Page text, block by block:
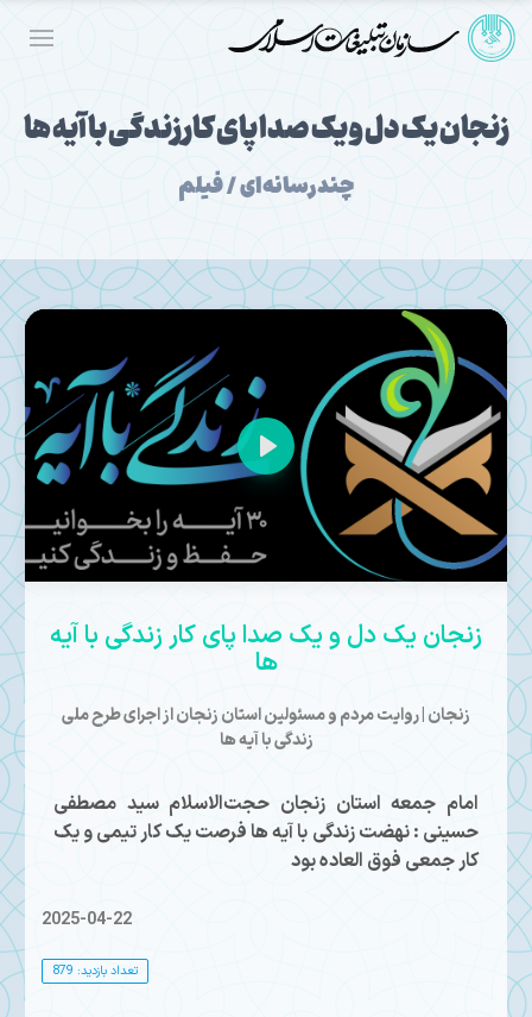
زنجان یک دل و یک صدا پای کار زندگی با آیه ها
چندرسانه‌ای / فیلم
Mute
Play
زنجان یک دل و یک صدا پای کار زندگی با آیه
ها
زنجان | روایت مردم و مسئولین استان زنجان از اجرای طرح ملی
زندگی با آیه ها
امام جمعه استان زنجان حجت‌الاسلام سید مصطفی
حسینی : نهضت زندگی با آیه ها فرصت یک کار تیمی و یک
کار جمعی فوق العاده بود
2025-04-22
تعداد بازدید: 879